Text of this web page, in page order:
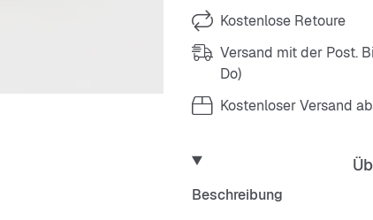
Kostenlose Retoure
Versand mit der Post.
Do)
Kostenloser Versand
Beschreibung